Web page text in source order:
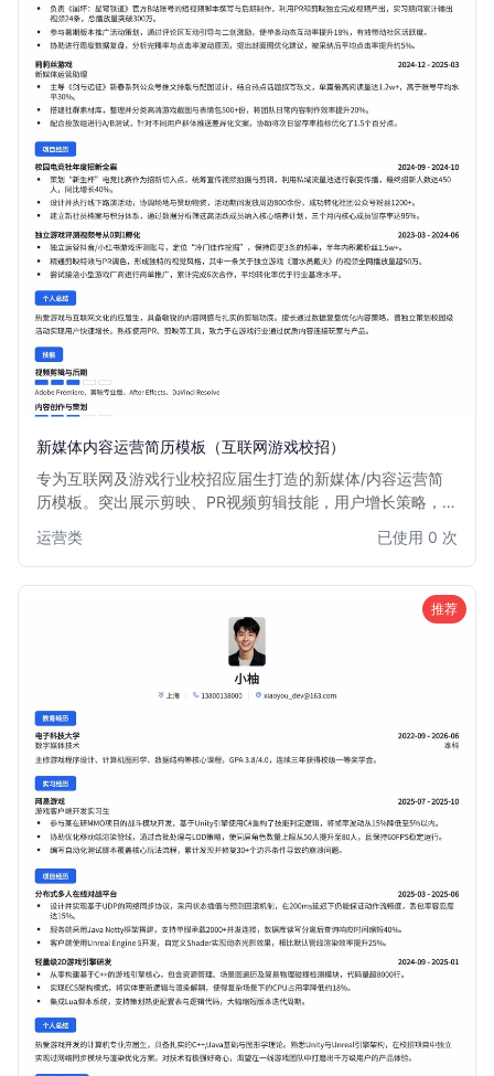
新媒体内容运营简历模板（互联网游戏校招）
专为互联网及游戏行业校招应届生打造的新媒体/内容运营简
历模板。突出展示剪映、PR视频剪辑技能，用户增长策略，活
容创作者与运营岗位的视觉需求，帮助应届生在求职中脱颖而
出。
运营类 已使用 0 次
推荐